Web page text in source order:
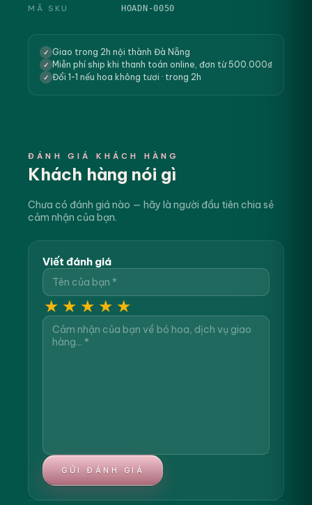
MÃ SKU HOADN-0050
✓ Giao trong 2h nội thành Đà Nẵng
✓ Miễn phí ship khi thanh toán online, đơn từ 500.000₫
✓ Đổi 1-1 nếu hoa không tươi · trong 2h
ĐÁNH GIÁ KHÁCH HÀNG
Khách hàng nói gì
Chưa có đánh giá nào — hãy là người đầu tiên chia sẻ
cảm nhận của bạn.
Viết đánh giá
★ ★ ★ ★ ★
GỬI ĐÁNH GIÁ